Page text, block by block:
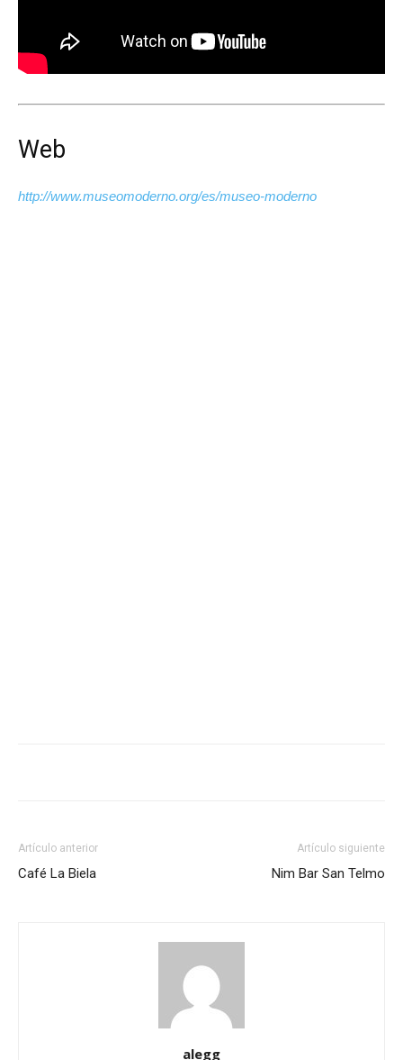
Web
http://www.museomoderno.org/es/museo-moderno
Artículo anterior
Café La Biela
Artículo siguiente
Nim Bar San Telmo
alegg